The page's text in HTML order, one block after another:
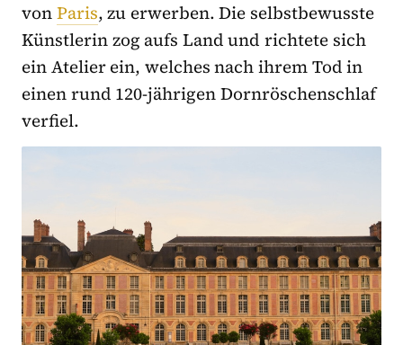
vonParis, zu erwerben. Die selbstbewusste
Künstlerin zog aufs Land und richtete sich
ein Atelier ein, welches nach ihrem Tod in
einen rund 120-jährigen Dornröschenschlaf
verfiel.